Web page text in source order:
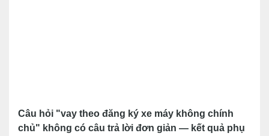
Câu hỏi "vay theo đăng ký xe máy không chính
chủ" không có câu trả lời đơn giản — kết quả phụ